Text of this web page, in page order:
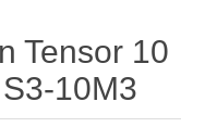
Tensor 10
S3-10M3